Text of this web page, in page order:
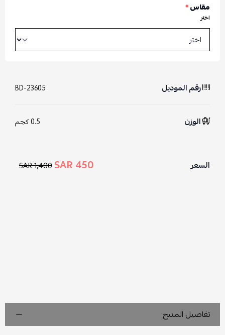
مقاس*
اختر
رقم الموديل BD-23605
الوزن 0.5 كجم
السعر 450 SAR
1,400 SAR
تفاصيل المنتج